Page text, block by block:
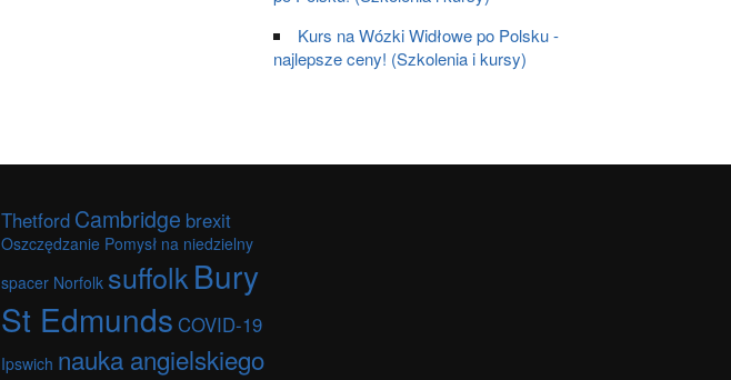
Kurs na Wózki Widłowe po Polsku -
najlepsze ceny! (Szkolenia i kursy)
Thetford Cambridge brexit
Oszczędzanie Pomysł na niedzielny
spacer Norfolk suffolkBury
St Edmunds COVID-19
Ipswich nauka angielskiego